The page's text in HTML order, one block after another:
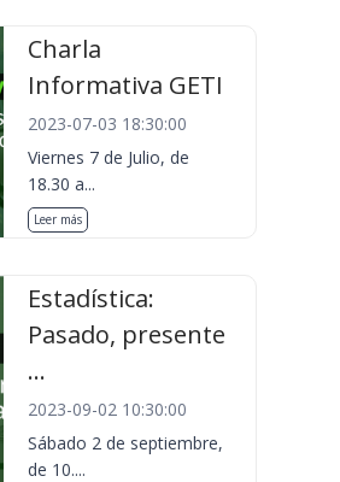
Charla
Informativa GETI
2023-07-03 18:30:00
Viernes 7 de Julio, de
18.30 a...
Leer más
Estadística:
Pasado, presente
...
2023-09-02 10:30:00
Sábado 2 de septiembre,
de 10....